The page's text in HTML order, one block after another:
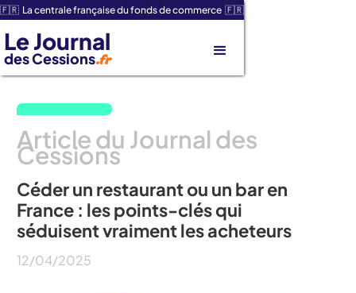
🇫🇷 La centrale française du fonds de commerce 🇫🇷
Le Journal
des Cessions.fr
Article du Journal des
Cessions
Céder un restaurant ou un bar en
France : les points-clés qui
séduisent vraiment les acheteurs
12/04/2025